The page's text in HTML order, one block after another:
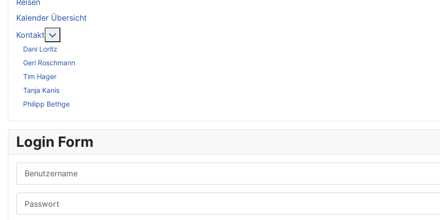
Kalender Übersicht
Kontakt
Dani Loritz
Geri Roschmann
Tim Hager
Tanja Kanis
Philipp Bethge
Login Form